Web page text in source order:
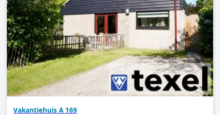
Vakantiehuis A 169